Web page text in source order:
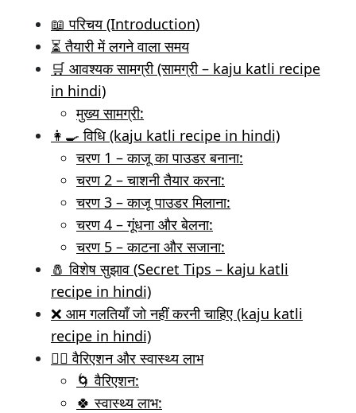
📖 परिचय (Introduction)
⏳ तैयारी में लगने वाला समय
🛒 आवश्यक सामग्री (सामग्री – kaju katli recipe
in hindi)
मुख्य सामग्री:
👩‍🍳 विधि (kaju katli recipe in hindi)
चरण 1 – काजू का पाउडर बनाना:
चरण 2 – चाशनी तैयार करना:
चरण 3 – काजू पाउडर मिलाना:
चरण 4 – गूंधना और बेलना:
चरण 5 – काटना और सजाना:
🧂 विशेष सुझाव (Secret Tips – kaju katli
recipe in hindi)
❌ आम गलतियाँ जो नहीं करनी चाहिए (kaju katli
recipe in hindi)
🧘‍♀️ वैरिएशन और स्वास्थ्य लाभ
🌀 वैरिएशन:
🍀 स्वास्थ्य लाभ: